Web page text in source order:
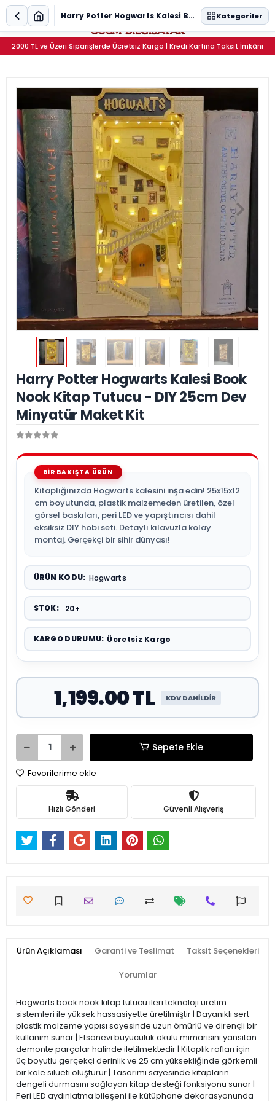
2000 TL ve Üzeri Siparişlerde Ücretsiz Kargo | Kredi Kartına Taksit İmkânı
0
Harry Potter Hogwarts Kalesi Book
Nook Kitap Tutucu - DIY 25cm Dev
Minyatür Maket Kit
Kitaplığınızda Hogwarts kalesini inşa edin! 25x15x12
cm boyutunda, plastik malzemeden üretilen, özel
görsel baskıları, peri LED ve yapıştırıcısı dahil
eksiksiz DIY hobi seti. Detaylı kılavuzla kolay
montaj. Gerçekçi bir sihir dünyası!
ÜRÜN KODU: Hogwarts
STOK: 20+
KARGO DURUMU: Ücretsiz Kargo
1,199.00 TL KDV DAHİLDİR
Sepete Ekle
Favorilerime ekle
Hızlı Gönderi Güvenli Alışveriş
Ürün Açıklaması Garanti ve Teslimat Taksit Seçenekleri
Yorumlar
Hogwarts book nook kitap tutucu ileri teknoloji üretim
sistemleri ile yüksek hassasiyette üretilmiştir | Dayanıklı sert
plastik malzeme yapısı sayesinde uzun ömürlü ve dirençli bir
kullanım sunar | Efsanevi büyücülük okulu mimarisini yansıtan
demonte parçalar halinde iletilmektedir | Kitaplık rafları için
üç boyutlu gerçekçi derinlik ve 25 cm yüksekliğinde görkemli
bir kale silüeti oluşturur | Tasarımı sayesinde kitapların
dengeli durmasını sağlayan kitap desteği fonksiyonu sunar |
Peri LED aydınlatma bileşeni ile kütüphane dekorasyonunda
Harry Potter Hogwarts Kalesi Book Nook Kitap Tutucu - DIY 25cm Dev Minyatür Maket Kit Kategoriler